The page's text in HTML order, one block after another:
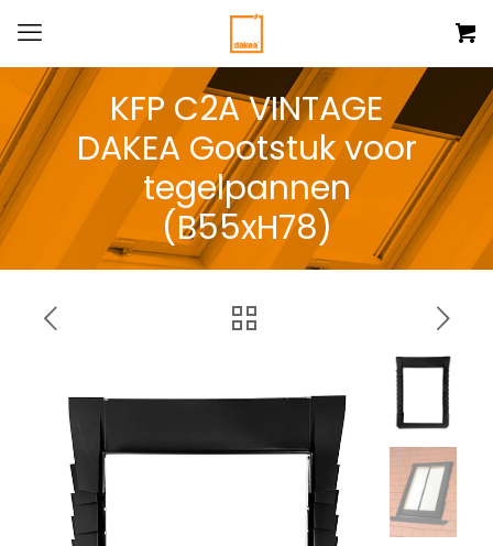
KFP C2A VINTAGE
DAKEA Gootstuk voor
tegelpannen
(B55xH78)